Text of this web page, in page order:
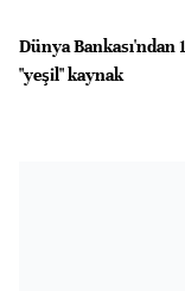
Dünya Bankası'ndan
"yeşil" kaynak